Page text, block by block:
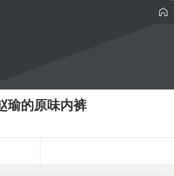
瑜的原味内裤